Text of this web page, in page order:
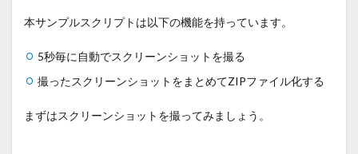
本サンプルスクリプトは以下の機能を持っています。
5秒毎に自動でスクリーンショットを撮る
撮ったスクリーンショットをまとめてZIPファイル化する
まずはスクリーンショットを撮ってみましょう。